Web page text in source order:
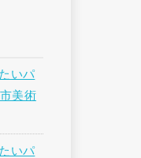
いパ
美術
いパ